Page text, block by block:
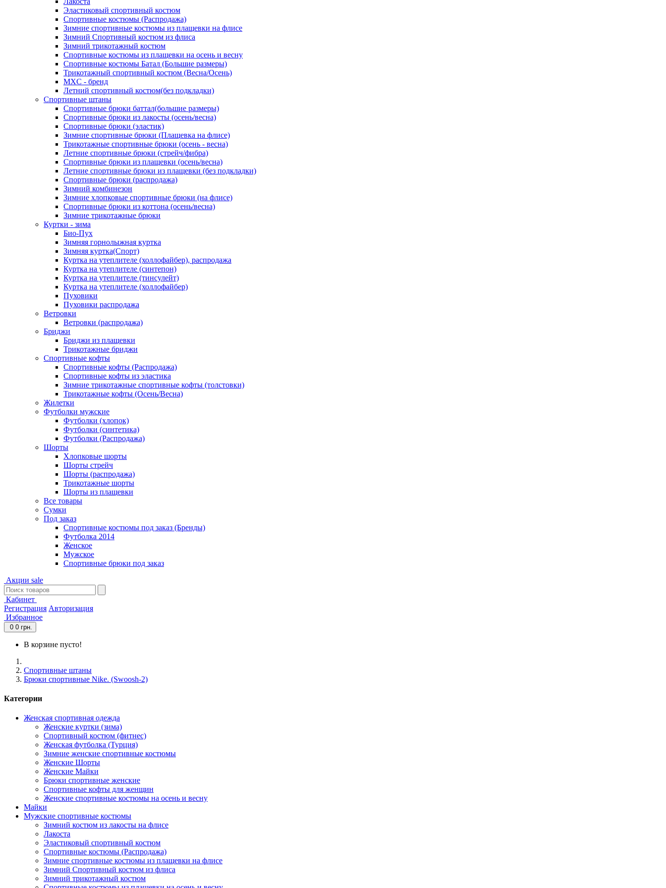
Эластиковый спортивный костюм
Спортивные костюмы (Распродажа)
Зимние спортивные костюмы из плащевки на флисе
Зимний Спортивный костюм из флиса
Зимний трикотажный костюм
Спортивные костюмы из плащевки на осень и весну
Спортивные костюмы Батал (Большие размеры)
Трикотажный спортивный костюм (Весна/Осень)
MXC - бренд
Летний спортивный костюм(без подкладки)
Спортивные штаны
Спортивные брюки баттал(большие размеры)
Спортивные брюки из лакосты (осень/весна)
Спортивные брюки (эластик)
Зимние спортивные брюки (Плащевка на флисе)
Трикотажные спортивные брюки (осень - весна)
Летние спортивные брюки (стрейч/фибра)
Спортивные брюки из плащевки (осень/весна)
Летние спортивные брюки из плащевки (без подкладки)
Спортивные брюки (распродажа)
Зимний комбинезон
Зимние хлопковые спортивные брюки (на флисе)
Спортивные брюки из коттона (осень/весна)
Зимние трикотажные брюки
Куртки - зима
Био-Пух
Зимняя горнолыжная куртка
Зимняя куртка(Спорт)
Куртка на утеплителе (холлофайбер), распродажа
Куртка на утеплителе (синтепон)
Куртка на утеплителе (тинсулейт)
Куртка на утеплителе (холлофайбер)
Пуховики
Пуховики распродажа
Ветровки
Ветровки (распродажа)
Бриджи
Бриджи из плащевки
Трикотажные бриджи
Спортивные кофты
Спортивные кофты (Распродажа)
Спортивные кофты из эластика
Зимние трикотажные спортивные кофты (толстовки)
Трикотажные кофты (Осень/Весна)
Жилетки
Футболки мужские
Футболки (хлопок)
Футболки (синтетика)
Футболки (Распродажа)
Шорты
Хлопковые шорты
Шорты стрейч
Шорты (распродажа)
Трикотажные шорты
Шорты из плащевки
Все товары
Сумки
Под заказ
Спортивные костюмы под заказ (Бренды)
Футболка 2014
Женское
Мужское
Спортивные брюки под заказ
Акции sale
Кабинет
Регистрация Авторизация
Избранное
0 0 грн.
В корзине пусто!
Спортивные штаны
Брюки спортивные Nike. (Swoosh-2)
Категории
Женская спортивная одежда
Женские куртки (зима)
Спортивный костюм (фитнес)
Женская футболка (Турция)
Зимние женские спортивные костюмы
Женские Шорты
Женские Майки
Брюки спортивные женские
Спортивные кофты для женщин
Женские спортивные костюмы на осень и весну
Майки
Мужские спортивные костюмы
Зимний костюм из лакосты на флисе
Лакоста
Эластиковый спортивный костюм
Спортивные костюмы (Распродажа)
Зимние спортивные костюмы из плащевки на флисе
Зимний Спортивный костюм из флиса
Зимний трикотажный костюм